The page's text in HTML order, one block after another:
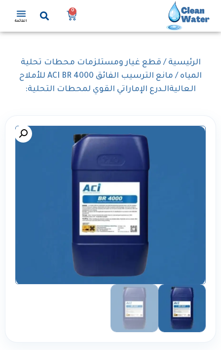
0
القائمة
الرئيسية / قطع غيار ومستلزمات محطات تحلية
المياه
/ مانع الترسيب الفائق ACI BR 4000 للأملاح
العاليةالـدرع الإماراتي القوي لمحطات التحلية: